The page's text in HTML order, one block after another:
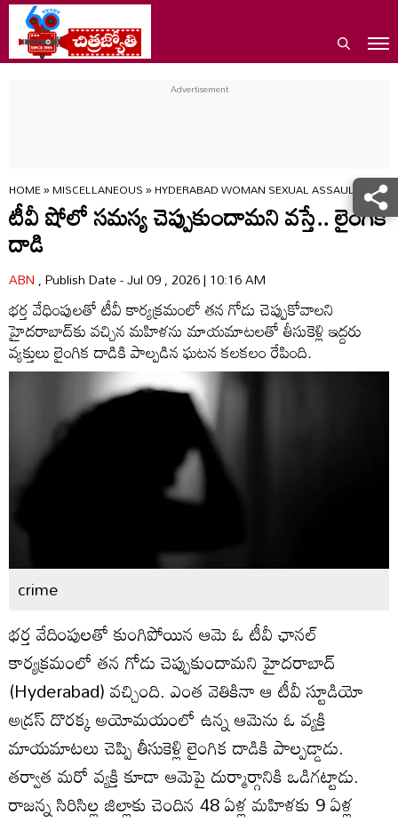
HOME»MISCELLANEOUS»HYDERABAD WOMAN SEXUAL ASSAULT TV
టీవీ షోలో సమస్య చెప్పుకుందామని వస్తే.. లైంగిక
దాడి
ABN, Publish Date - Jul 09 , 2026 | 10:16 AM
భర్త వేధింపులతో టీవీ కార్యక్రమంలో తన గోడు చెప్పుకోవాలని
హైదరాబాద్‌కు వచ్చిన మహిళను మాయమాటలతో తీసుకెళ్లి ఇద్దరు
వ్యక్తులు లైంగిక దాడికి పాల్పడిన ఘటన కలకలం రేపింది.
crime
భర్త వేదింపులతో కుంగిపోయిన ఆమె ఓ టీవీ ఛానల్
కార్యక్రమంలో తన గోడు చెప్పుకుందామని హైదరాబాద్
(Hyderabad) వచ్చింది. ఎంత వెతికినా ఆ టీవీ స్టూడియో
అడ్రస్ దొరక్క అయోమయంలో ఉన్న ఆమెను ఓ వ్యక్తి
మాయమాటలు చెప్పి తీసుకెళ్లి లైంగిక దాడికి పాల్పడ్డాడు.
తర్వాత మరో వ్యక్తి కూడా ఆమెపై దుర్మార్గానికి ఒడిగట్టాడు.
రాజన్న సిరిసిల్ల జిల్లాకు చెందిన 48 ఏళ్ల మహిళకు 9 ఏళ్ల